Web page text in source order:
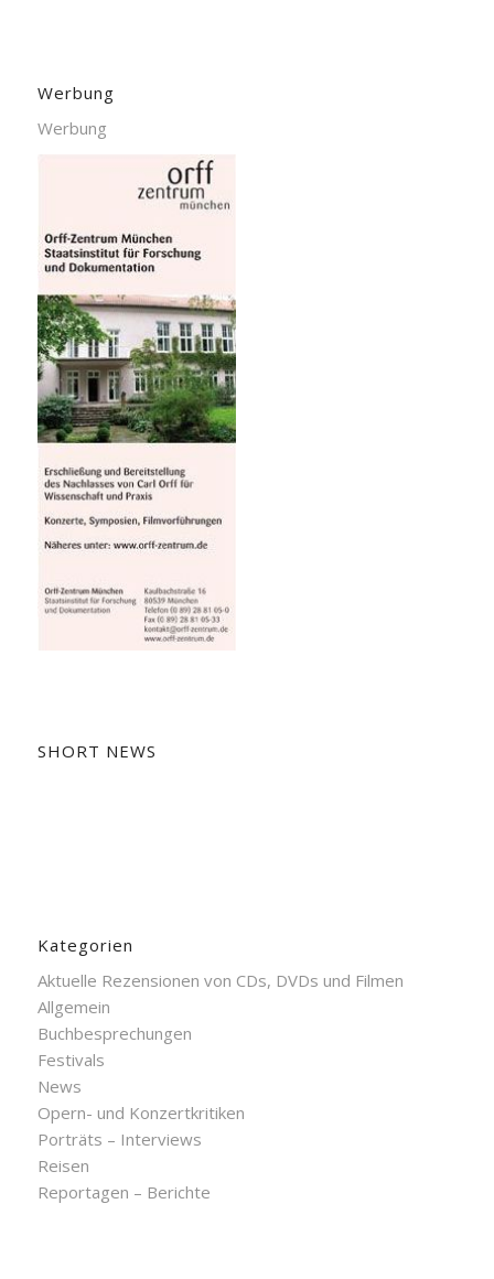
Werbung
Werbung
SHORT NEWS
Kategorien
Aktuelle Rezensionen von CDs, DVDs und Filmen
Allgemein
Buchbesprechungen
Festivals
News
Opern- und Konzertkritiken
Porträts – Interviews
Reisen
Reportagen – Berichte